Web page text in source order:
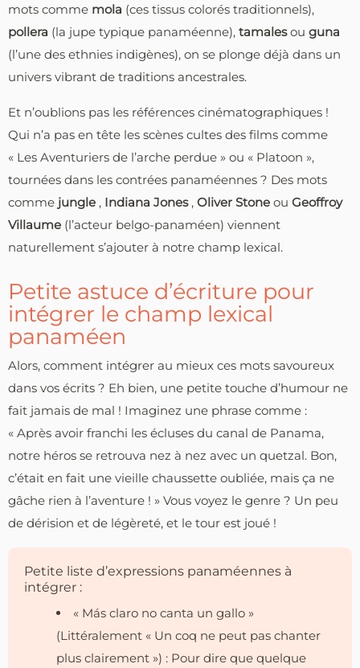
mots comme mola (ces tissus colorés traditionnels),
pollera (la jupe typique panaméenne), tamalesou guna
(l’une des ethnies indigènes), on se plonge déjà dans un
univers vibrant de traditions ancestrales.
Et n’oublions pas les références cinématographiques !
Qui n’a pas en tête les scènes cultes des films comme
« Les Aventuriers de l’arche perdue » ou « Platoon »,
tournées dans les contrées panaméennes ? Des mots
comme jungle , Indiana Jones , Oliver Stone ou Geoffroy
Villaume (l’acteur belgo-panaméen) viennent
naturellement s’ajouter à notre champ lexical.
Petite astuce d’écriture pour
intégrer le champ lexical
panaméen
Alors, comment intégrer au mieux ces mots savoureux
dans vos écrits ? Eh bien, une petite touche d’humour ne
fait jamais de mal ! Imaginez une phrase comme :
« Après avoir franchi les écluses du canal de Panama,
notre héros se retrouva nez à nez avec un quetzal. Bon,
c’était en fait une vieille chaussette oubliée, mais ça ne
gâche rien à l’aventure ! » Vous voyez le genre ? Un peu
de dérision et de légèreté, et le tour est joué !
Petite liste d’expressions panaméennes à
intégrer :
« Más claro no canta un gallo »
(Littéralement « Un coq ne peut pas chanter
plus clairement ») : Pour dire que quelque